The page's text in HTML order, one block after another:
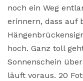
noch ein Weg
erinnern, dass auf
hoch. Ganz toll
Sonnenschein
läuft voraus. 20